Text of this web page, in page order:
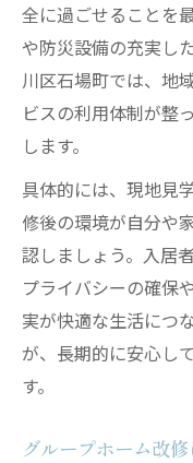
全に過ごせることを
や防災設備の充実し
川区石場町では、地
ビスの利用体制が整
します。
具体的には、現地見
修後の環境が自分や
認しましょう。入居
プライバシーの確保
実が快適な生活につ
が、長期的に安心し
す。
グループホーム改